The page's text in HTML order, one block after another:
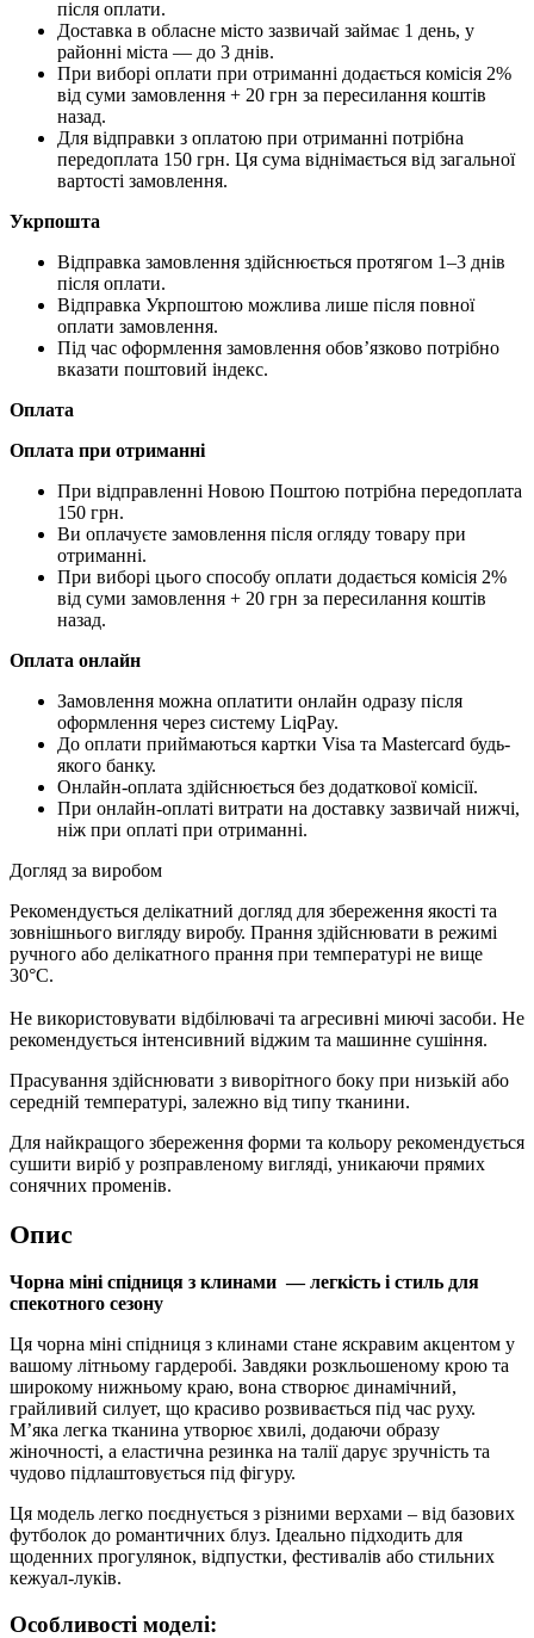
після оплати.
Доставка в обласне місто зазвичай займає 1 день, у
районні міста — до 3 днів.
При виборі оплати при отриманні додається комісія 2%
від суми замовлення + 20 грн за пересилання коштів
назад.
Для відправки з оплатою при отриманні потрібна
передоплата 150 грн. Ця сума віднімається від загальної
вартості замовлення.
Укрпошта
Відправка замовлення здійснюється протягом 1–3 днів
після оплати.
Відправка Укрпоштою можлива лише після повної
оплати замовлення.
Під час оформлення замовлення обов’язково потрібно
вказати поштовий індекс.
Оплата
Оплата при отриманні
При відправленні Новою Поштою потрібна передоплата
150 грн.
Ви оплачуєте замовлення після огляду товару при
отриманні.
При виборі цього способу оплати додається комісія 2%
від суми замовлення + 20 грн за пересилання коштів
назад.
Оплата онлайн
Замовлення можна оплатити онлайн одразу після
оформлення через систему LiqPay.
До оплати приймаються картки Visa та Mastercard будь-
якого банку.
Онлайн-оплата здійснюється без додаткової комісії.
При онлайн-оплаті витрати на доставку зазвичай нижчі,
ніж при оплаті при отриманні.
Догляд за виробом
Рекомендується делікатний догляд для збереження якості та
зовнішнього вигляду виробу. Прання здійснювати в режимі
ручного або делікатного прання при температурі не вище
30°C.
Не використовувати відбілювачі та агресивні миючі засоби. Не
рекомендується інтенсивний віджим та машинне сушіння.
Прасування здійснювати з виворітного боку при низькій або
середній температурі, залежно від типу тканини.
Для найкращого збереження форми та кольору рекомендується
сушити виріб у розправленому вигляді, уникаючи прямих
сонячних променів.
Опис
Чорна міні спідниця з клинами — легкість і стиль для
спекотного сезону
Ця чорна міні спідниця з клинами стане яскравим акцентом у
вашому літньому гардеробі. Завдяки розкльошеному крою та
широкому нижньому краю, вона створює динамічний,
грайливий силует, що красиво розвивається під час руху.
М’яка легка тканина утворює хвилі, додаючи образу
жіночності, а еластична резинка на талії дарує зручність та
чудово підлаштовується під фігуру.
Ця модель легко поєднується з різними верхами – від базових
футболок до романтичних блуз. Ідеально підходить для
щоденних прогулянок, відпустки, фестивалів або стильних
кежуал-луків.
Особливості моделі: